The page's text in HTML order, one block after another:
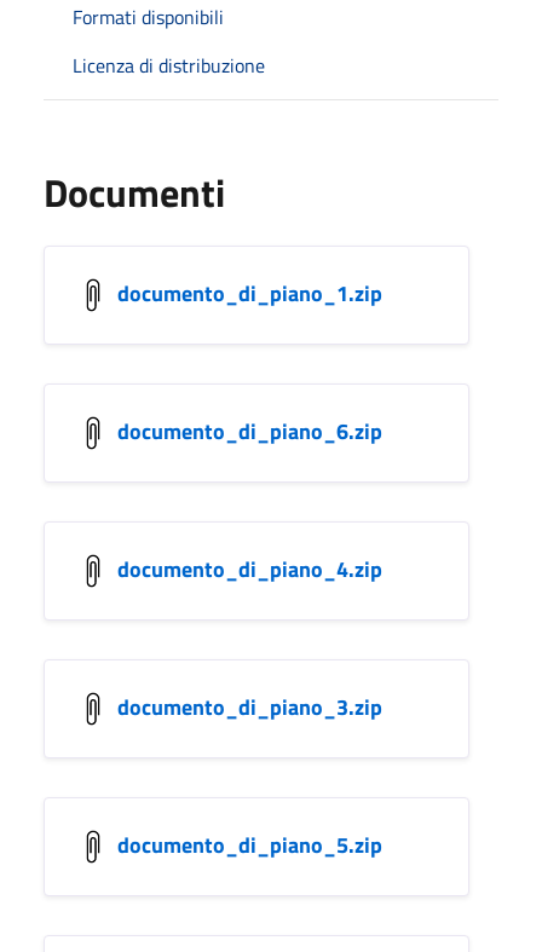
Formati disponibili
Licenza di distribuzione
Documenti
documento_di_piano_1.zip
documento_di_piano_6.zip
documento_di_piano_4.zip
documento_di_piano_3.zip
documento_di_piano_5.zip